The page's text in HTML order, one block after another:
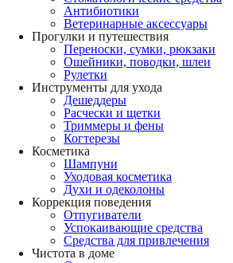
Антибиотики
Ветеринарные аксессуары
Прогулки и путешествия
Переноски, сумки, рюкзаки
Ошейники, поводки, шлеи
Рулетки
Инструменты для ухода
Дешеддеры
Расчески и щетки
Триммеры и фены
Когтерезы
Косметика
Шампуни
Уходовая косметика
Духи и одеколоны
Коррекция поведения
Отпугиватели
Успокаивающие средства
Средства для привлечения
Чистота в доме